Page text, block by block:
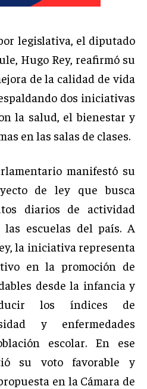
legislativa, el diputado
Hugo Rey, reafirmó su
de la calidad de vida
dos iniciativas
la salud, el bienestar y
en las salas de clases.
manifestó su
de ley que busca
diarios de actividad
escuelas del país. A
la iniciativa representa
en la promoción de
desde la infancia y
los índices de
y enfermedades
escolar. En ese
su voto favorable y
en la Cámara de